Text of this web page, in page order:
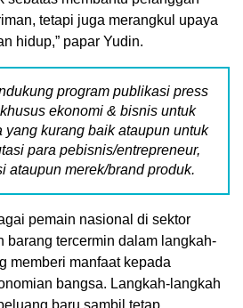
tetapi juga merangkul upaya
hidup,” papar Yudin.
program publikasi press
ekonomi & bisnis untuk
yang kurang baik ataupun untuk
para pebisnis/entrepreneur,
ataupun merek/brand produk.
pemain nasional di sektor
barang tercermin dalam langkah-
memberi manfaat kepada
bangsa. Langkah-langkah